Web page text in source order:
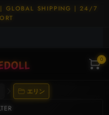
| GLOBAL SHIPPING | 24/7
0
エリン